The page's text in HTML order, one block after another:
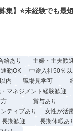
集】⭐未経験でも最
給あり 主婦・主夫歓
勤OK 中途入社50％
内
職場見学可
マネジメント経験歓迎
賞与あり
ティブあり 女性が活
長期歓迎 長期休暇あ